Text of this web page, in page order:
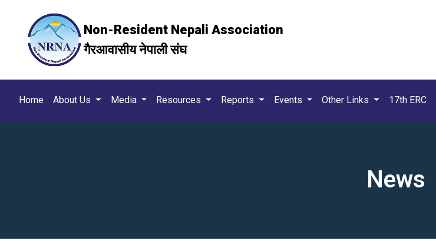
Non-Resident Nepali Association
गैरआवासीय नेपाली संघ
Home About Us Media Resources Reports Events Other Links 17th ERC
News